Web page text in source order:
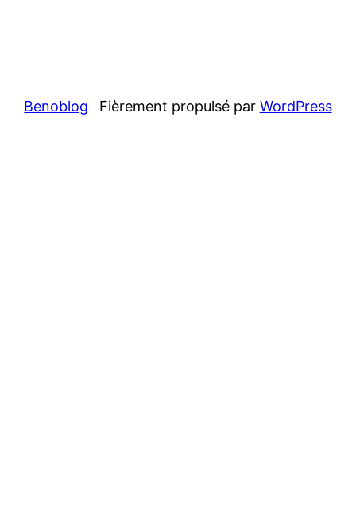
Benoblog Fièrement propulsé par WordPress